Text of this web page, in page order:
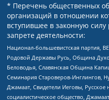
* Перечень общественных
организаций в отношении
вступившее в законную
запрете деятельности:
Национал-большевистская партия,
Родовой Державы Русь, Община
Беловодья, Славянская Община
Семинария Староверов-Инглингов,
Джамаат, Свидетели Иеговы,
социалистическое общество,